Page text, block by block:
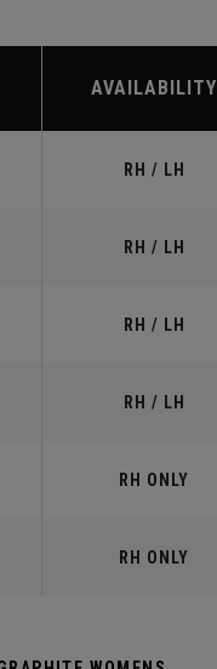
AVAILABILITY
RH / LH
RH / LH
RH / LH
RH / LH
RH ONLY
RH ONLY